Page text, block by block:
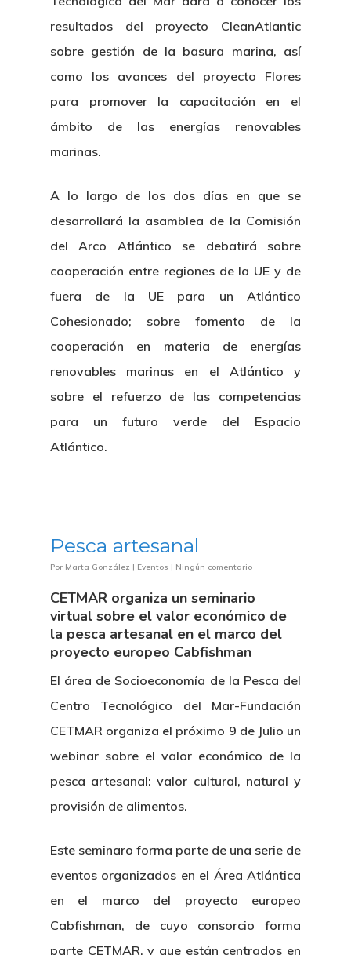
resultados del proyecto CleanAtlantic
sobre gestión de la basura marina, así
como los avances del proyecto Flores
para promover la capacitación en el
ámbito de las energías renovables
marinas.
A lo largo de los dos días en que se
desarrollará la asamblea de la Comisión
del Arco Atlántico se debatirá sobre
cooperación entre regiones de la UE y de
fuera de la UE para un Atlántico
Cohesionado; sobre fomento de la
cooperación en materia de energías
renovables marinas en el Atlántico y
sobre el refuerzo de las competencias
para un futuro verde del Espacio
Atlántico.
Pesca artesanal
Por Marta González | Eventos | Ningún comentario
CETMAR organiza un seminario
virtual sobre el valor económico de
la pesca artesanal en el marco del
proyecto europeo Cabfishman
El área de Socioeconomía de la Pesca del
Centro Tecnológico del Mar-Fundación
CETMAR organiza el próximo 9 de Julio un
webinar sobre el valor económico de la
pesca artesanal: valor cultural, natural y
provisión de alimentos.
Este seminaro forma parte de una serie de
eventos organizados en el Área Atlántica
en el marco del proyecto europeo
Cabfishman, de cuyo consorcio forma
parte CETMAR, y que están centrados en